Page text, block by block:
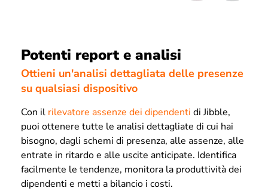
Potenti report e analisi
Ottieni un'analisi dettagliata delle presenze
su qualsiasi dispositivo
Con il rilevatore assenze dei dipendenti di Jibble,
puoi ottenere tutte le analisi dettagliate di cui hai
bisogno, dagli schemi di presenza, alle assenze, alle
entrate in ritardo e alle uscite anticipate. Identifica
facilmente le tendenze, monitora la produttività dei
dipendenti e metti a bilancio i costi.